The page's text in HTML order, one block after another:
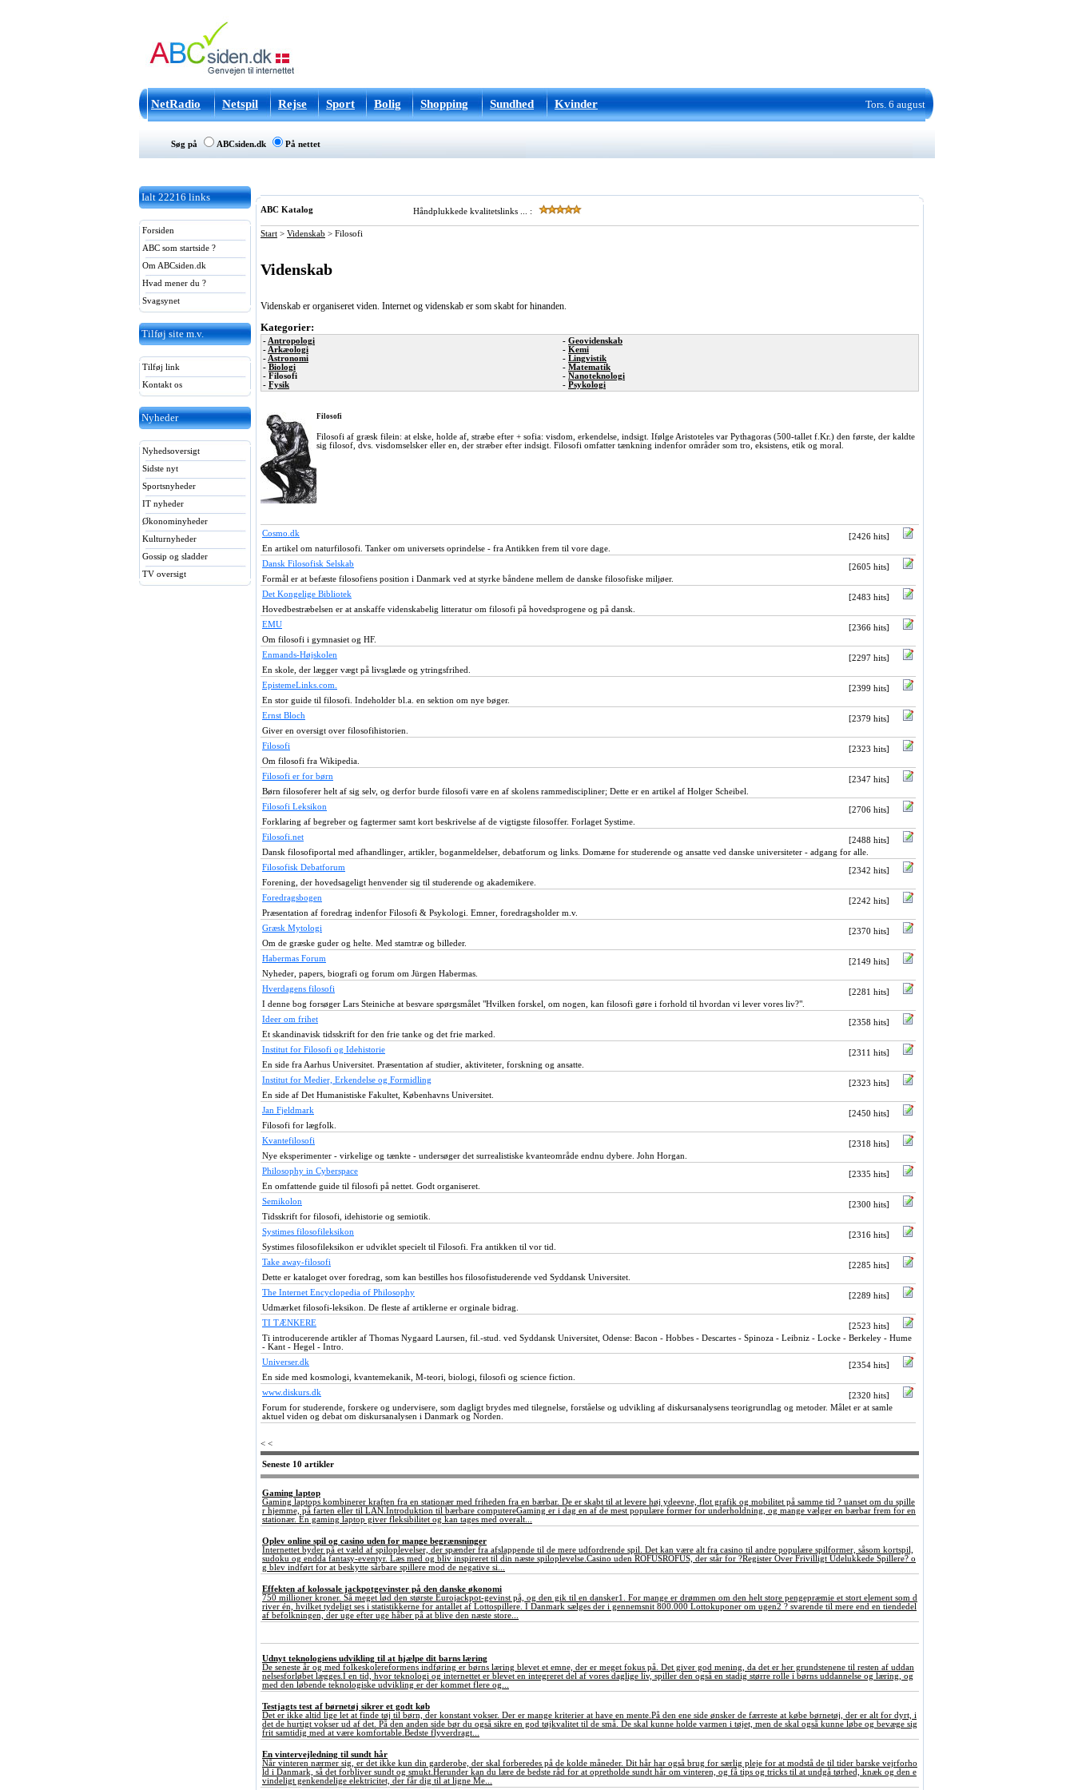
NetRadio Netspil Rejse Sport Bolig Shopping Sundhed Kvinder Tors. 6 august
Søg på ABCsiden.dk På nettet
Ialt 22216 links
Forsiden
ABC som startside ?
Om ABCsiden.dk
Hvad mener du ?
Svagsynet
Tilføj site m.v.
Tilføj link
Kontakt os
Nyheder
Nyhedsoversigt
Sidste nyt
Sportsnyheder
IT nyheder
Økonominyheder
Kulturnyheder
Gossip og sladder
TV oversigt
ABC Katalog Håndplukkede kvalitetslinks ... :
Start > Videnskab > Filosofi
Videnskab
Videnskab er organiseret viden. Internet og videnskab er som skabt for hinanden.
Kategorier:
- Antropologi
- Arkæologi
- Astronomi
- Biologi
- Filosofi
- Fysik
- Geovidenskab
- Kemi
- Lingvistik
- Matematik
- Nanoteknologi
- Psykologi
Filosofi
Filosofi af græsk filein: at elske, holde af, stræbe efter + sofia: visdom, erkendelse, indsigt. Ifølge Aristoteles var Pythagoras (500-tallet f.Kr.) den første, der kaldte
sig filosof, dvs. visdomselsker eller en, der stræber efter indsigt. Filosofi omfatter tænkning indenfor områder som tro, eksistens, etik og moral.
Cosmo.dk
[2426 hits]
En artikel om naturfilosofi. Tanker om universets oprindelse - fra Antikken frem til vore dage.
Dansk Filosofisk Selskab
[2605 hits]
Formål er at befæste filosofiens position i Danmark ved at styrke båndene mellem de danske filosofiske miljøer.
Det Kongelige Bibliotek
[2483 hits]
Hovedbestræbelsen er at anskaffe videnskabelig litteratur om filosofi på hovedsprogene og på dansk.
EMU
[2366 hits]
Om filosofi i gymnasiet og HF.
Enmands-Højskolen
[2297 hits]
En skole, der lægger vægt på livsglæde og ytringsfrihed.
EpistemeLinks.com.
[2399 hits]
En stor guide til filosofi. Indeholder bl.a. en sektion om nye bøger.
Ernst Bloch
[2379 hits]
Giver en oversigt over filosofihistorien.
Filosofi
[2323 hits]
Om filosofi fra Wikipedia.
Filosofi er for børn
[2347 hits]
Børn filosoferer helt af sig selv, og derfor burde filosofi være en af skolens rammediscipliner; Dette er en artikel af Holger Scheibel.
Filosofi Leksikon
[2706 hits]
Forklaring af begreber og fagtermer samt kort beskrivelse af de vigtigste filosoffer. Forlaget Systime.
Filosofi.net
[2488 hits]
Dansk filosofiportal med afhandlinger, artikler, boganmeldelser, debatforum og links. Domæne for studerende og ansatte ved danske universiteter - adgang for alle.
Filosofisk Debatforum
[2342 hits]
Forening, der hovedsageligt henvender sig til studerende og akademikere.
Foredragsbogen
[2242 hits]
Præsentation af foredrag indenfor Filosofi & Psykologi. Emner, foredragsholder m.v.
Græsk Mytologi
[2370 hits]
Om de græske guder og helte. Med stamtræ og billeder.
Habermas Forum
[2149 hits]
Nyheder, papers, biografi og forum om Jürgen Habermas.
Hverdagens filosofi
[2281 hits]
I denne bog forsøger Lars Steiniche at besvare spørgsmålet "Hvilken forskel, om nogen, kan filosofi gøre i forhold til hvordan vi lever vores liv?".
Ideer om frihet
[2358 hits]
Et skandinavisk tidsskrift for den frie tanke og det frie marked.
Institut for Filosofi og Idehistorie
[2311 hits]
En side fra Aarhus Universitet. Præsentation af studier, aktiviteter, forskning og ansatte.
Institut for Medier, Erkendelse og Formidling
[2323 hits]
En side af Det Humanistiske Fakultet, Københavns Universitet.
Jan Fjeldmark
[2450 hits]
Filosofi for lægfolk.
Kvantefilosofi
[2318 hits]
Nye eksperimenter - virkelige og tænkte - undersøger det surrealistiske kvanteområde endnu dybere. John Horgan.
Philosophy in Cyberspace
[2335 hits]
En omfattende guide til filosofi på nettet. Godt organiseret.
Semikolon
[2300 hits]
Tidsskrift for filosofi, idehistorie og semiotik.
Systimes filosofileksikon
[2316 hits]
Systimes filosofileksikon er udviklet specielt til Filosofi. Fra antikken til vor tid.
Take away-filosofi
[2285 hits]
Dette er kataloget over foredrag, som kan bestilles hos filosofistuderende ved Syddansk Universitet.
The Internet Encyclopedia of Philosophy
[2289 hits]
Udmærket filosofi-leksikon. De fleste af artiklerne er orginale bidrag.
TI TÆNKERE
[2523 hits]
Ti introducerende artikler af Thomas Nygaard Laursen, fil.-stud. ved Syddansk Universitet, Odense: Bacon - Hobbes - Descartes - Spinoza - Leibniz - Locke - Berkeley - Hume
- Kant - Hegel - Intro.
Universer.dk
[2354 hits]
En side med kosmologi, kvantemekanik, M-teori, biologi, filosofi og science fiction.
www.diskurs.dk
[2320 hits]
Forum for studerende, forskere og undervisere, som dagligt brydes med tilegnelse, forståelse og udvikling af diskursanalysens teorigrundlag og metoder. Målet er at samle
aktuel viden og debat om diskursanalysen i Danmark og Norden.
< <
Seneste 10 artikler
Gaming laptop
Gaming laptops kombinerer kraften fra en stationær med friheden fra en bærbar. De er skabt til at levere høj ydeevne, flot grafik og mobilitet på samme tid ? uanset om du spille
r hjemme, på farten eller til LAN.Introduktion til bærbare computereGaming er i dag en af de mest populære former for underholdning, og mange vælger en bærbar frem for en
stationær. En gaming laptop giver fleksibilitet og kan tages med overalt...
Oplev online spil og casino uden for mange begrænsninger
Internettet byder på et væld af spiloplevelser, der spænder fra afslappende til de mere udfordrende spil. Det kan være alt fra casino til andre populære spilformer, såsom kortspil,
sudoku og endda fantasy-eventyr. Læs med og bliv inspireret til din næste spiloplevelse.Casino uden ROFUSROFUS, der står for ?Register Over Frivilligt Udelukkede Spillere? o
g blev indført for at beskytte sårbare spillere mod de negative si...
Effekten af kolossale jackpotgevinster på den danske økonomi
750 millioner kroner. Så meget lød den største Eurojackpot-gevinst på, og den gik til en dansker1. For mange er drømmen om den helt store pengepræmie et stort element som d
river én, hvilket tydeligt ses i statistikkerne for antallet af Lottospillere. I Danmark sælges der i gennemsnit 800.000 Lottokuponer om ugen2 ? svarende til mere end en tiendedel
af befolkningen, der uge efter uge håber på at blive den næste store...
Udnyt teknologiens udvikling til at hjælpe dit barns læring
De seneste år og med folkeskolereformens indføring er børns læring blevet et emne, der er meget fokus på. Det giver god mening, da det er her grundstenene til resten af uddan
nelsesforløbet lægges.I en tid, hvor teknologi og internettet er blevet en integreret del af vores daglige liv, spiller den også en stadig større rolle i børns uddannelse og læring, og
med den løbende teknologiske udvikling er der kommet flere og...
Testjagts test af børnetøj sikrer et godt køb
Det er ikke altid lige let at finde tøj til børn, der konstant vokser. Der er mange kriterier at have en mente.På den ene side ønsker de færreste at købe børnetøj, der er alt for dyrt, i
det de hurtigt vokser ud af det. På den anden side bør du også sikre en god tøjkvalitet til de små. De skal kunne holde varmen i tøjet, men de skal også kunne løbe og bevæge sig
frit samtidig med at være komfortable.Bedste flyverdragt...
En vintervejledning til sundt hår
Når vinteren nærmer sig, er det ikke kun din garderobe, der skal forberedes på de kolde måneder. Dit hår har også brug for særlig pleje for at modstå de til tider barske vejrforho
ld i Danmark, så det forbliver sundt og smukt.Herunder kan du lære de bedste råd for at opretholde sundt hår om vinteren, og få tips og tricks til at undgå tørhed, knæk og den e
vindeligt genkendelige elektricitet, der får dig til at ligne Me...